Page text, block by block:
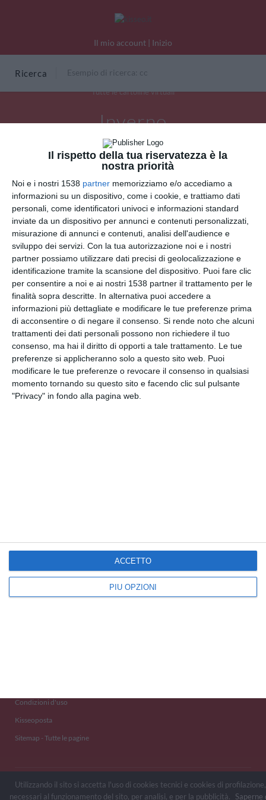
Il rispetto della tua riservatezza è la
nostra priorità
Noi e i nostri 1538 partner memorizziamo e/o accediamo a
informazioni su un dispositivo, come i cookie, e trattiamo dati
personali, come identificatori univoci e informazioni standard
inviate da un dispositivo per annunci e contenuti personalizzati,
misurazione di annunci e contenuti, analisi dell'audience e
sviluppo dei servizi. Con la tua autorizzazione noi e i nostri
partner possiamo utilizzare dati precisi di geolocalizzazione e
identificazione tramite la scansione del dispositivo. Puoi fare clic
per consentire a noi e ai nostri 1538 partner il trattamento per le
finalità sopra descritte. In alternativa puoi accedere a
informazioni più dettagliate e modificare le tue preferenze prima
di acconsentire o di negare il consenso. Si rende noto che alcuni
trattamenti dei dati personali possono non richiedere il tuo
consenso, ma hai il diritto di opporti a tale trattamento. Le tue
preferenze si applicheranno solo a questo sito web. Puoi
modificare le tue preferenze o revocare il consenso in qualsiasi
momento tornando su questo sito e facendo clic sul pulsante
"Privacy" in fondo alla pagina web.
PIÙ OPZIONI
ACCETTO
Il mio account | Inizio
Ricerca
Tutte le cartoline virtuali
Inverno
INVIA QUESTA CARTOLINA
via Email(GRATUITO)
CONDIVIDI QUESTA
CARTOLINA
Facebook, Twitter, WhatsApp, ...
Condizioni d'uso
Kisseoposta
Sitemap - Tutte le pagine
Utilizzando il sito si accetta l'uso di cookies tecnici e cookies di profilazione,
necessari al funzionamento del sito, per analisi, e per la pubblicità.
Saperne